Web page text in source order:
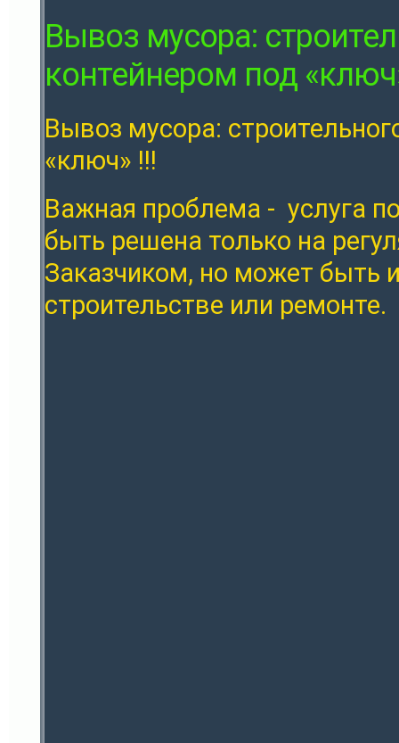
Вывоз мусора:
контейнером под
Вывоз мусора:
«ключ» !!!
Важная проблема - услуга
быть решена только на
Заказчиком, но может быть
строительстве или ремонте.